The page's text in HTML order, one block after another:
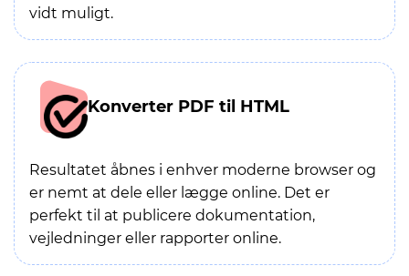
vidt muligt.
Konverter PDF til HTML
Resultatet åbnes i enhver moderne browser og
er nemt at dele eller lægge online. Det er
perfekt til at publicere dokumentation,
vejledninger eller rapporter online.